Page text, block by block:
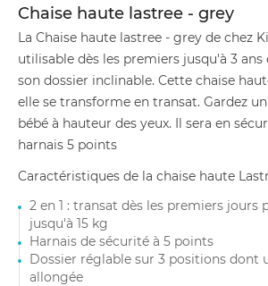
Chaise haute lastree - grey
La Chaise haute lastree - grey de chez
utilisable dès les premiers jusqu'à 3
son dossier inclinable. Cette chaise
elle se transforme en transat. Gardez
bébé à hauteur des yeux. Il sera en
harnais 5 points
Caractéristiques de la chaise haute
2 en 1 : transat dès les premiers jours
jusqu'à 15 kg
Harnais de sécurité à 5 points
Dossier réglable sur 3 positions dont
allongée